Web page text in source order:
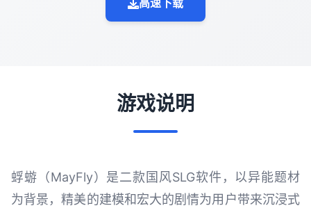
高速下载
游戏说明
蜉蝣（MayFly）是二款国风SLG软件，以异能题材
为背景，精美的建模和宏大的剧情为用户带来沉浸式